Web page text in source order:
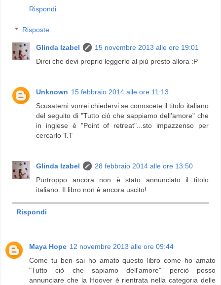
Rispondi
Risposte
Glinda Izabel
15 novembre 2013 alle ore 19:01
Direi che devi proprio leggerlo al più presto allora :P
Unknown 15 febbraio 2014 alle ore 11:13
Scusatemi vorrei chiedervi se conoscete il titolo italiano
del seguito di "Tutto ciò che sappiamo dell'amore" che
in inglese è "Point of retreat"...sto impazzenso per
cercarlo T.T
Glinda Izabel
28 febbraio 2014 alle ore 13:50
Purtroppo ancora non è stato annunciato il titolo
italiano. Il libro non è ancora uscito!
Rispondi
Maya Hope 12 novembre 2013 alle ore 09:44
Come tu ben sai ho amato questo libro come ho amato
"Tutto ciò che sapiamo dell'amore" perciò posso
annunciare che la Hoover è rientrata nella categoria delle